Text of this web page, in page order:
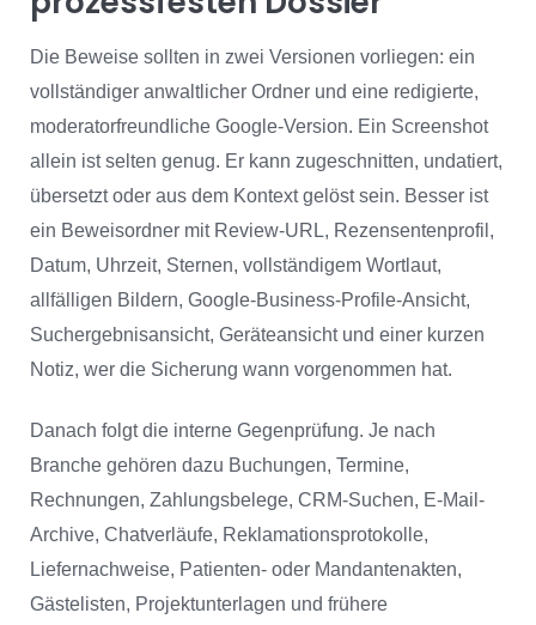
Die Beweise sollten in zwei Versionen vorliegen: ein
vollständiger anwaltlicher Ordner und eine redigierte,
moderatorfreundliche Google-Version. Ein Screenshot
allein ist selten genug. Er kann zugeschnitten, undatiert,
übersetzt oder aus dem Kontext gelöst sein. Besser ist
ein Beweisordner mit Review-URL, Rezensentenprofil,
Datum, Uhrzeit, Sternen, vollständigem Wortlaut,
allfälligen Bildern, Google-Business-Profile-Ansicht,
Suchergebnisansicht, Geräteansicht und einer kurzen
Notiz, wer die Sicherung wann vorgenommen hat.
Danach folgt die interne Gegenprüfung. Je nach
Branche gehören dazu Buchungen, Termine,
Rechnungen, Zahlungsbelege, CRM-Suchen, E-Mail-
Archive, Chatverläufe, Reklamationsprotokolle,
Liefernachweise, Patienten- oder Mandantenakten,
Gästelisten, Projektunterlagen und frühere